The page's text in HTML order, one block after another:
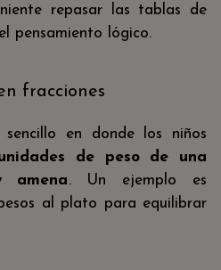
repasar las tablas de
pensamiento lógico.
fracciones
en donde los niños
de peso de una
amena. Un ejemplo es
al plato para equilibrar